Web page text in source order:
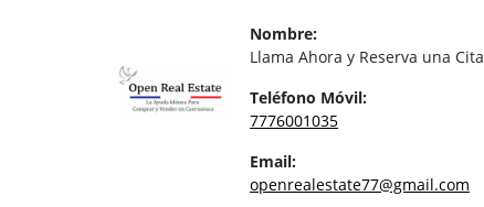
Nombre:
Llama Ahora y Reserva una Cita
Teléfono Móvil:
7776001035
Email:
openrealestate77@gmail.com